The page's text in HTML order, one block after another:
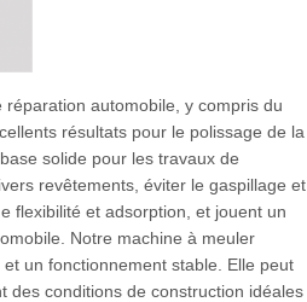
automobile, y compris du
résultats pour le polissage de la
solide pour les travaux de
revêtements, éviter le gaspillage et
flexibilité et adsorption, et jouent un
Notre machine à meuler
un fonctionnement stable. Elle peut
des conditions de construction idéales